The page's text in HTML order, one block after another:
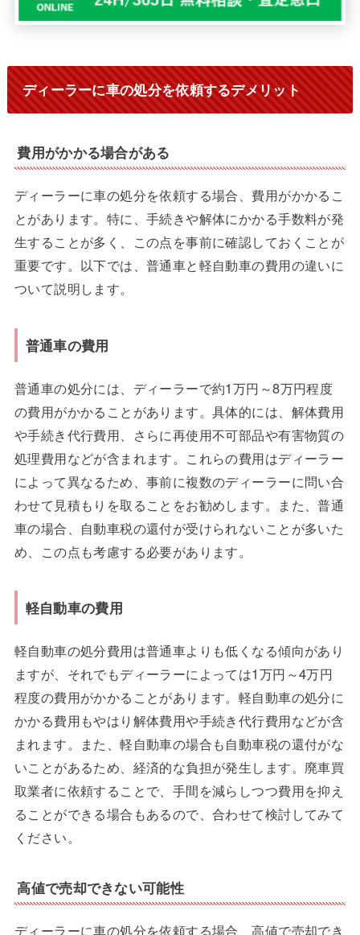
ディーラーに車の処分を依頼するデメリット
費用がかかる場合がある
ディーラーに車の処分を依頼する場合、費用がかかるこ
とがあります。特に、手続きや解体にかかる手数料が発
生することが多く、この点を事前に確認しておくことが
重要です。以下では、普通車と軽自動車の費用の違いに
ついて説明します。
普通車の費用
普通車の処分には、ディーラーで約1万円～8万円程度
の費用がかかることがあります。具体的には、解体費用
や手続き代行費用、さらに再使用不可部品や有害物質の
処理費用などが含まれます。これらの費用はディーラー
によって異なるため、事前に複数のディーラーに問い合
わせて見積もりを取ることをお勧めします。また、普通
車の場合、自動車税の還付が受けられないことが多いた
め、この点も考慮する必要があります。
軽自動車の費用
軽自動車の処分費用は普通車よりも低くなる傾向があり
ますが、それでもディーラーによっては1万円～4万円
程度の費用がかかることがあります。軽自動車の処分に
かかる費用もやはり解体費用や手続き代行費用などが含
まれます。また、軽自動車の場合も自動車税の還付がな
いことがあるため、経済的な負担が発生します。廃車買
取業者に依頼することで、手間を減らしつつ費用を抑え
ることができる場合もあるので、合わせて検討してみて
ください。
高値で売却できない可能性
ディーラーに車の処分を依頼する場合、高値で売却でき